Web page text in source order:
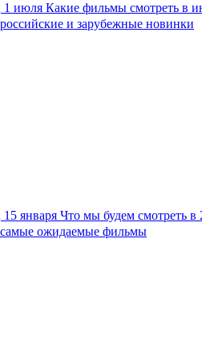
1 июля Какие фильмы смотреть в
российские и зарубежные новинки
15 января Что мы будем смотреть в
самые ожидаемые фильмы